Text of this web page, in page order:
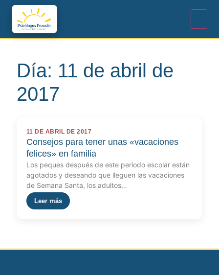
Día: 11 de abril de
2017
11 DE ABRIL DE 2017
Consejos para tener unas «vacaciones
felices» en familia
Los peques después de este periodo escolar están
agotados y deseando que lleguen las vacaciones
de Semana Santa, los adultos…
Leer más